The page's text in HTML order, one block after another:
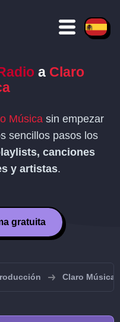
a Claro
Música sin empezar
sencillos pasos los
canciones
y artistas.
gratuita
Claro Música